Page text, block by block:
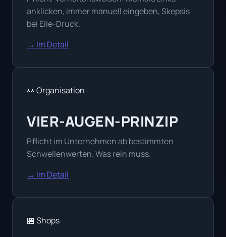
anklicken, immer manuell eingeben, Skepsis
bei Eile-Druck.
→ Im Detail
👀 Organisation
VIER-AUGEN-PRINZIP
Pflicht im Unternehmen ab bestimmten
Schwellenwerten. Was rein muss.
→ Im Detail
🏪 Shops